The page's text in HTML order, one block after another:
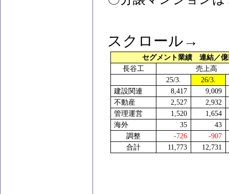
スクロール→
セグメント業績 連結／
長谷工
売上高
25/3.
26/3.
建設関連
8,417
9,009
不動産
2,527
2,932
管理運営
1,520
1,654
海外
35
43
調整
-726
-907
合計
11,773 12,731